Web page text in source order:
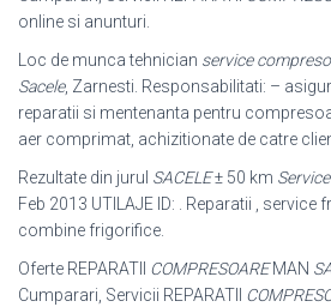
online si anunturi.
Loc de munca tehnician service
Sacele, Zarnesti. Responsabilitati: –
reparatii si mentenanta pentru
aer comprimat, achizitionate de catre
Rezultate din jurul SACELE± 50 km
Feb 2013 UTILAJE ID: . Reparatii ,
combine frigorifice.
Oferte REPARATII COMPRESOAREMAN
Cumparari, Servicii REPARATII